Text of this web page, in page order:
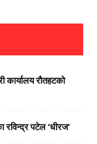
कार्यालय रौतहटको
रविन्द्र पटेल ‘धीरज’